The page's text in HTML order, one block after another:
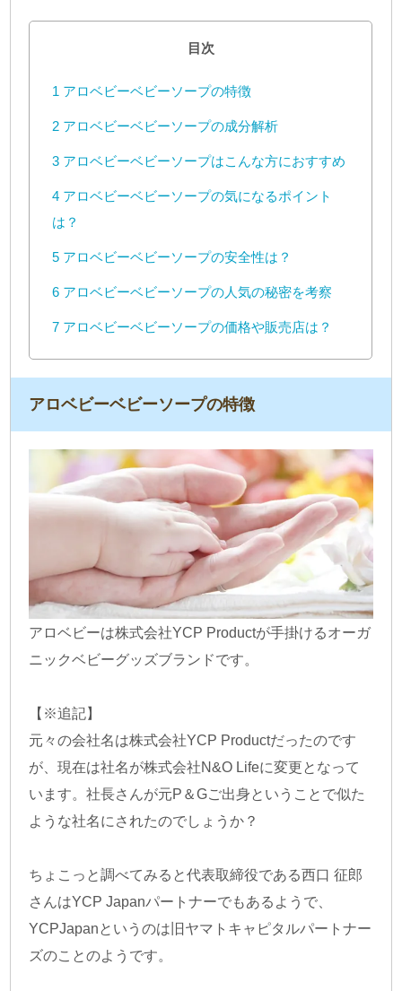
目次
1 アロベビーベビーソープの特徴
2 アロベビーベビーソープの成分解析
3 アロベビーベビーソープはこんな方におすすめ
4 アロベビーベビーソープの気になるポイント
は？
5 アロベビーベビーソープの安全性は？
6 アロベビーベビーソープの人気の秘密を考察
7 アロベビーベビーソープの価格や販売店は？
アロベビーベビーソープの特徴
アロベビーは株式会社YCP Productが手掛けるオーガ
ニックベビーグッズブランドです。
【※追記】
元々の会社名は株式会社YCP Productだったのです
が、現在は社名が株式会社N&O Lifeに変更となって
います。社長さんが元P＆Gご出身ということで似た
ような社名にされたのでしょうか？
ちょこっと調べてみると代表取締役である西口 征郎
さんはYCP Japanパートナーでもあるようで、
YCPJapanというのは旧ヤマトキャピタルパートナー
ズのことのようです。